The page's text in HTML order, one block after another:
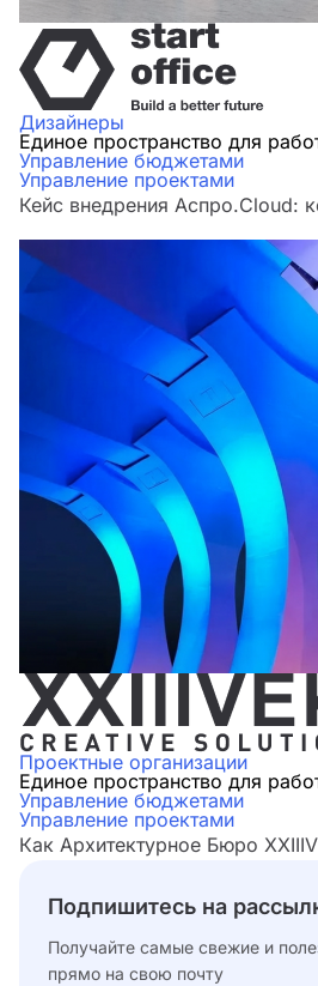
Дизайнеры
Единое пространство для
Управление бюджетами
Управление проектами
Кейс внедрения Аспро.Cloud:
Проектные организации
Единое пространство для
Управление бюджетами
Управление проектами
Как Архитектурное Бюро
Подпишитесь на
Получайте самые свежие и
прямо на свою почту